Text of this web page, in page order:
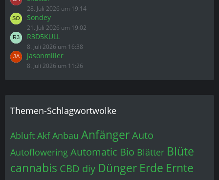
Themen-Schlagwortwolke
Abluft Akf Anbau
cannabisCBDdiyDüngerErdeErnte
Ernte Zeitpunkt Gelbe Blätter
Growbox Haze HilfeHydro indica
LED led grow licht Lüfter mangel
Mangelerscheinung NDL Outdoor